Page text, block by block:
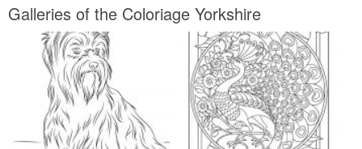
Galleries of the Coloriage Yorkshire